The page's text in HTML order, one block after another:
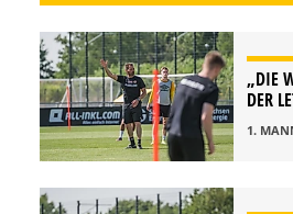
„DIE
DER
1.